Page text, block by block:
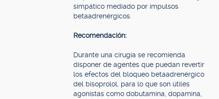
simpático mediado por impulsos
betaadrenérgicos.
Recomendación:
Durante una cirugía se recomienda
disponer de agentes que puedan revertir
los efectos del bloqueo betaadrenérgico
del bisoprolol, para lo que son útiles
agonistas como dobutamina, dopamina,